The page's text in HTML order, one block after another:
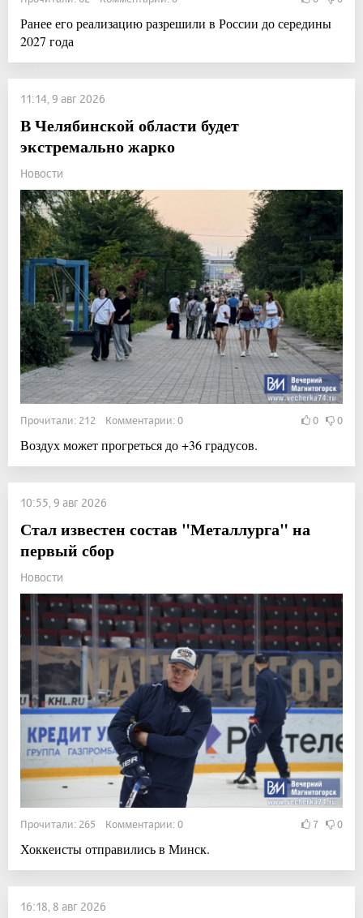
Ранее его реализацию разрешили в России до середины
2027 года
11:14, 9 авг 2026
В Челябинской области будет
экстремально жарко
Новости
Прочитали: 212 Комментарии: 0 0 0
Воздух может прогреться до +36 градусов.
10:55, 9 авг 2026
Стал известен состав "Металлурга" на
первый сбор
Новости
Прочитали: 265 Комментарии: 0 7 0
Хоккеисты отправились в Минск.
16:18, 8 авг 2026